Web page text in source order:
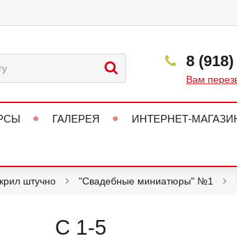
8
Вам
ГАЛЕРЕЯ ИНТЕРНЕТ-
штучно "Свадебные миниатюры" №1
С 1-5